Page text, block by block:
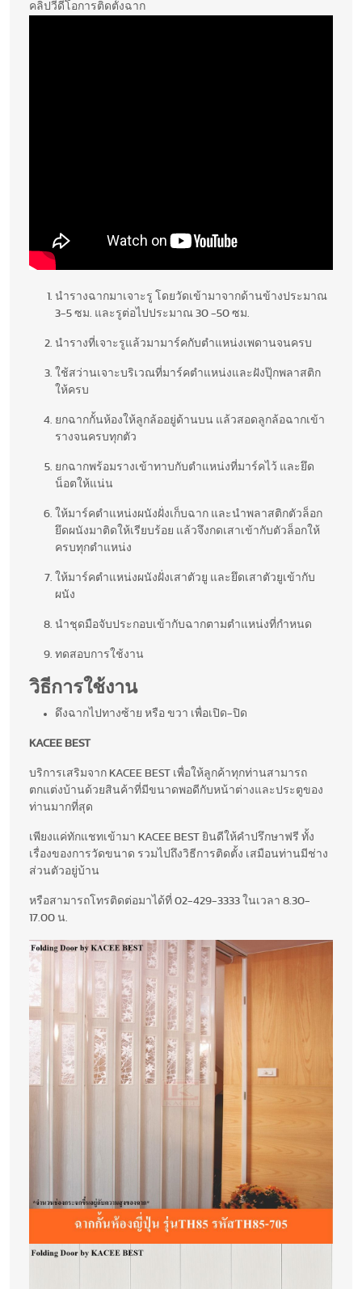
คลิปวีดีโอการติดตั้งฉาก
นำรางฉากมาเจาะรู โดยวัดเข้ามาจากด้านข้างประมาณ
3-5 ซม. และรูต่อไปประมาณ 30 -50 ซม.
นำรางที่เจาะรูแล้วมามาร์คกับตำแหน่งเพดานจนครบ
ใช้สว่านเจาะบริเวณที่มาร์คตำแหน่งและฝังปุ๊กพลาสติก
ให้ครบ
ยกฉากกั้นห้องให้ลูกล้ออยู่ด้านบน แล้วสอดลูกล้อฉากเข้า
รางจนครบทุกตัว
ยกฉากพร้อมรางเข้าทาบกับตำแหน่งที่มาร์คไว้ และยึด
น็อตให้แน่น
ให้มาร์คตำแหน่งผนังฝั่งเก็บฉาก และนำพลาสติกตัวล็อก
ยึดผนังมาติดให้เรียบร้อย แล้วจึงกดเสาเข้ากับตัวล็อกให้
ครบทุกตำแหน่ง
ให้มาร์คตำแหน่งผนังฝั่งเสาตัวยู และยึดเสาตัวยูเข้ากับ
ผนัง
นำชุดมือจับประกอบเข้ากับฉากตามตำแหน่งที่กำหนด
ทดสอบการใช้งาน
วิธีการใช้งาน
ดึงฉากไปทางซ้าย หรือ ขวา เพื่อเปิด-ปิด
KACEE BEST
บริการเสริมจาก KACEE BEST เพื่อให้ลูกค้าทุกท่านสามารถ
ตกแต่งบ้านด้วยสินค้าที่มีขนาดพอดีกับหน้าต่างและประตูของ
ท่านมากที่สุด
เพียงแค่ทักแชทเข้ามา KACEE BEST ยินดีให้คำปรึกษาฟรี ทั้ง
เรื่องของการวัดขนาด รวมไปถึงวิธีการติดตั้ง เสมือนท่านมีช่าง
ส่วนตัวอยู่บ้าน
หรือสามารถโทรติดต่อมาได้ที่ 02-429-3333 ในเวลา 8.30-
17.00 น.